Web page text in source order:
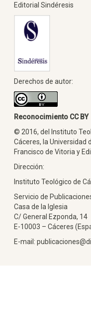
Editorial Sindéresis
Derechos de autor:
Reconocimiento CC BY
© 2016, del Instituto
Cáceres, la Universidad
Francisco de Vitoria y
Dirección:
Instituto Teológico de
Servicio de
Casa de la Iglesia
C/ General Ezponda, 14
E-10003 – Cáceres
E-mail: